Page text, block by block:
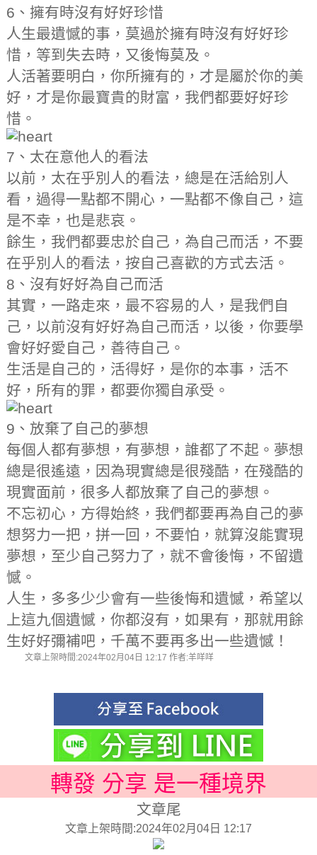
6、擁有時沒有好好珍惜
人生最遺憾的事，莫過於擁有時沒有好好珍
惜，等到失去時，又後悔莫及。
人活著要明白，你所擁有的，才是屬於你的美
好，才是你最寶貴的財富，我們都要好好珍
惜。
7、太在意他人的看法
以前，太在乎別人的看法，總是在活給別人
看，過得一點都不開心，一點都不像自己，這
是不幸，也是悲哀。
餘生，我們都要忠於自己，為自己而活，不要
在乎別人的看法，按自己喜歡的方式去活。
8、沒有好好為自己而活
其實，一路走來，最不容易的人，是我們自
己，以前沒有好好為自己而活，以後，你要學
會好好愛自己，善待自己。
生活是自己的，活得好，是你的本事，活不
好，所有的罪，都要你獨自承受。
​9、放棄了自己的夢想
每個人都有夢想，有夢想，誰都了不起。夢想
總是很遙遠，因為現實總是很殘酷，在殘酷的
現實面前，很多人都放棄了自己的夢想。
不忘初心，方得始終，我們都要再為自己的夢
想努力一把，拼一回，不要怕，就算沒能實現
夢想，至少自己努力了，就不會後悔，不留遺
憾。
人生，多多少少會有一些後悔和遺憾，希望以
上這九個遺憾，你都沒有，如果有，那就用餘
生好好彌補吧，千萬不要再多出一些遺憾！
文章上架時間:2024年02月04日 12:17 作者:羊咩咩
轉發 分享 是一種境界
文章尾
文章上架時間:2024年02月04日 12:17